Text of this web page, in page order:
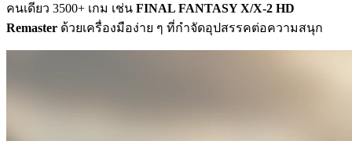
คนเดียว 3500+ เกม เช่น FINAL FANTASY X/X-2 HD
Remaster ด้วยเครื่องมือง่าย ๆ ที่กำจัดอุปสรรคต่อความสนุก